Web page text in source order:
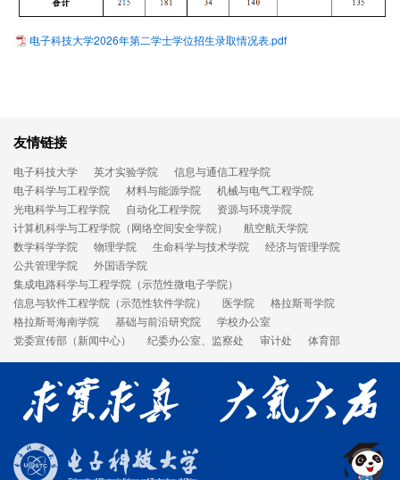
电子科技大学2026年第二学士学位招生录取情况表.pdf
友情链接
电子科技大学 英才实验学院
信息与通信工程学院
电子科学与工程学院
材料与能源学院
机械与电气工程学院
光电科学与工程学院
自动化工程学院
资源与环境学院
计算机科学与工程学院（网络空间安全学院）
航空航天学院
数学科学学院
物理学院 生命科学与技术学院
经济与管理学院
公共管理学院
外国语学院
集成电路科学与工程学院（示范性微电子学院）
信息与软件工程学院（示范性软件学院）
医学院
格拉斯哥学院
格拉斯哥海南学院
基础与前沿研究院
学校办公室
党委宣传部（新闻中心）
纪委办公室、监察处 审计处 体育部